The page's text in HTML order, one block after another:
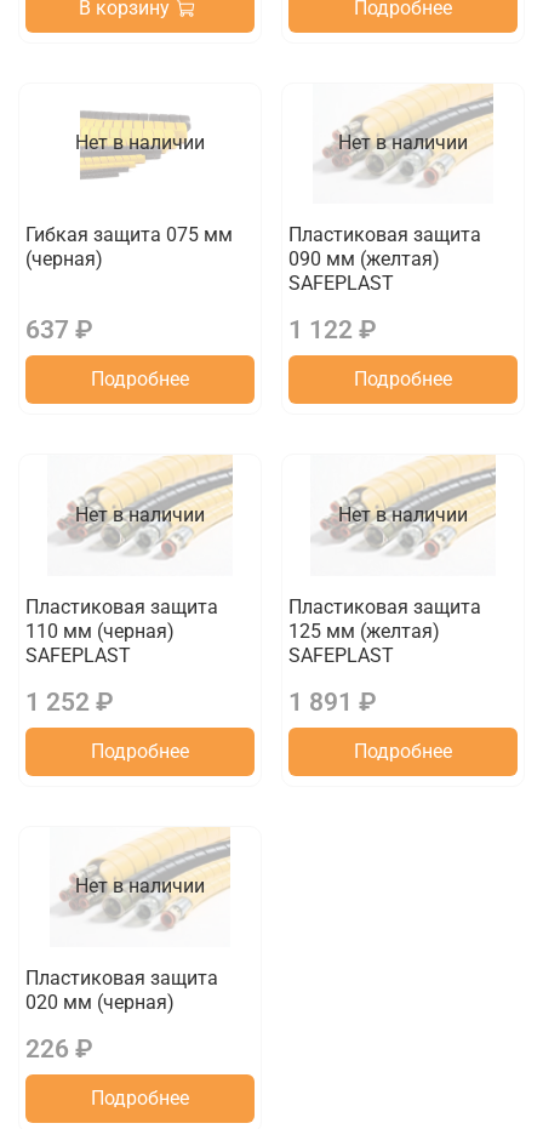
В корзину Подробнее
Нет в наличии
Гибкая защита 075 мм
(черная)
637 ₽
Подробнее
Нет в наличии
Пластиковая защита
090 мм (желтая)
SAFEPLAST
1 122 ₽
Подробнее
Нет в наличии
Пластиковая защита
110 мм (черная)
SAFEPLAST
1 252 ₽
Подробнее
Нет в наличии
Пластиковая защита
125 мм (желтая)
SAFEPLAST
1 891 ₽
Подробнее
Нет в наличии
Пластиковая защита
020 мм (черная)
226 ₽
Подробнее